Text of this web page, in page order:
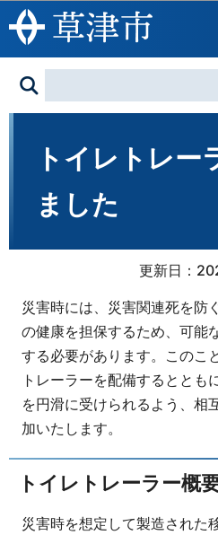
このページの
トイレトレー
ました
更新日：
災害時には、災害関連死を防
の健康を担保するため、可能
する必要があります。このこ
トレーラーを配備するととも
を円滑に受けられるよう、相
加いたします。
トイレトレーラー概
災害時を想定して製造された